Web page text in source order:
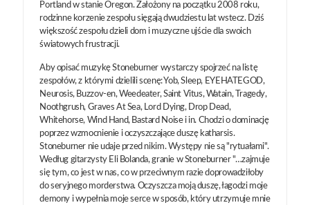
Portland w stanie Oregon. Założony na początku 2008 roku,
rodzinne korzenie zespołu sięgają dwudziestu lat wstecz. Dziś
większość zespołu dzieli dom i muzyczne ujście dla swoich
światowych frustracji.
Aby opisać muzykę Stoneburner wystarczy spojrzeć na listę
zespołów, z którymi dzielili scenę: Yob, Sleep, EYEHATEGOD,
Neurosis, Buzzov-en, Weedeater, Saint Vitus, Watain, Tragedy,
Noothgrush, Graves At Sea, Lord Dying, Drop Dead,
Whitehorse, Wind Hand, Bastard Noise i in. Chodzi o dominację
poprzez wzmocnienie i oczyszczające duszę katharsis.
Stoneburner nie udaje przed nikim. Występy nie są "rytuałami".
Według gitarzysty Eli Bolanda, granie w Stoneburner "…zajmuje
się tym, co jest w nas, co w przeciwnym razie doprowadziłoby
do seryjnego morderstwa. Oczyszcza moją duszę, łagodzi moje
demony i wypełnia moje serce w sposób, który utrzymuje mnie